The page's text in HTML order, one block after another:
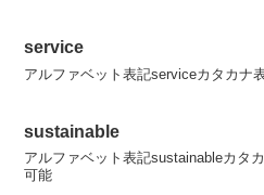
service
アルファベット表記serviceカタカナ
sustainable
アルファベット表記sustainableカタ
可能